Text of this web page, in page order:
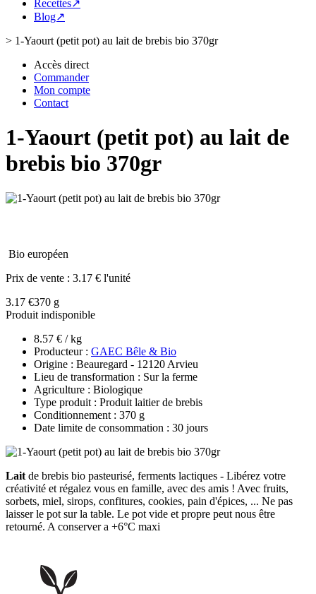
Recettes↗
Blog↗
> 1-Yaourt (petit pot) au lait de brebis bio 370gr
Accès direct
Commander
Mon compte
Contact
1-Yaourt (petit pot) au lait de
brebis bio 370gr
Bio européen
Prix de vente : 3.17 € l'unité
3.17 €370 g
Produit indisponible
8.57 € / kg
Producteur : GAEC Bêle & Bio
Origine : Beauregard - 12120 Arvieu
Lieu de transformation : Sur la ferme
Agriculture : Biologique
Type produit : Produit laitier de brebis
Conditionnement : 370 g
Date limite de consommation : 30 jours
Lait de brebis bio pasteurisé, ferments lactiques - Libérez votre
créativité et régalez vous en famille, avec des amis ! Avec fruits,
sorbets, miel, sirops, confitures, cookies, pain d'épices, ... Ne pas
laisser le pot sur la table. Le pot vide et propre peut nous être
retourné. A conserver a +6°C maxi